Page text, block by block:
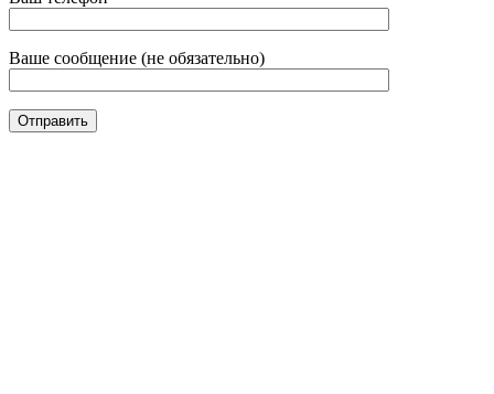
Ваше сообщение (не обязательно)